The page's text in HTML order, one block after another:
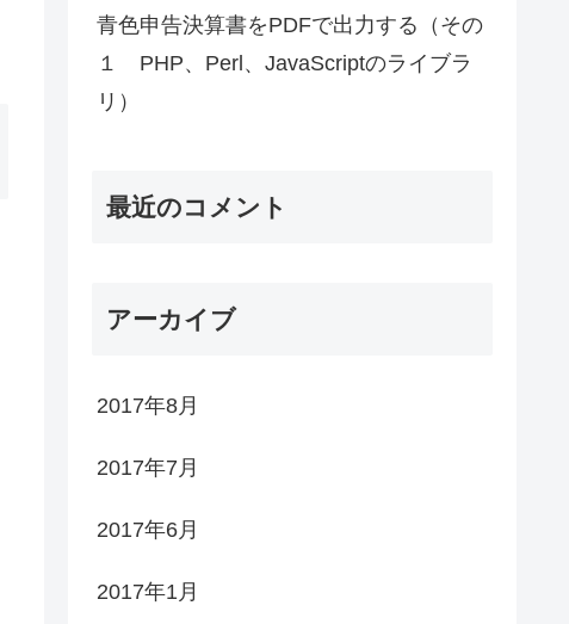
青色申告決算書をPDFで出力する（その
１ PHP、Perl、JavaScriptのライブラ
リ）
最近のコメント
アーカイブ
2017年8月
2017年7月
2017年6月
2017年1月